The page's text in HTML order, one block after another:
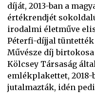
díját, 2013-ban a
értékrendjét
irodalmi életműve
Péterfi-díjjal tüntették
Művésze díj birtokosa
Kölcsey Társaság
emlékplakettet,
jutalmazták, idén